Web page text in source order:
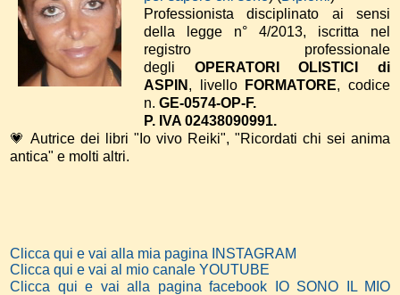
Professionista disciplinato ai sensi
della legge n° 4/2013, iscritta nel
registro professionale
degli OPERATORI OLISTICI di
ASPIN , livello FORMATORE, codice
n. GE-0574-OP-F.
P. IVA 02438090991.
💗 Autrice dei libri "Io vivo Reiki", "Ricordati chi sei anima
antica" e molti altri.
Clicca qui e vai alla mia pagina INSTAGRAM
Clicca qui e vai al mio canale YOUTUBE
Clicca qui e vai alla pagina facebook IO SONO IL MIO